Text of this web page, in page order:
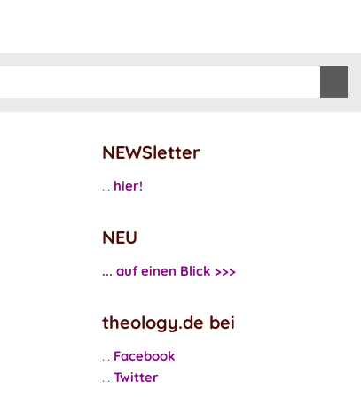
NEWSletter
... hier!
NEU
... auf einen Blick >>>
theology.de bei
... Facebook
... Twitter